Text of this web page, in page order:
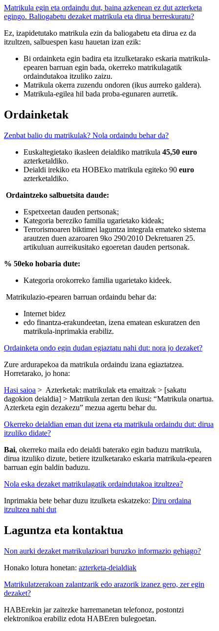
Matrikula egin eta ordaindu dut, baina azkenean ez dut azterketa
egingo. Baliogabetu dezaket matrikula eta dirua berreskuratu?
Ez, izapidetutako matrikula ezin da baliogabetu eta dirua ez da
itzultzen, salbuespen kasu hauetan izan ezik:
Bi ordainketa egin badira eta itzulketarako eskaria matrikula-
epearen barruan egin bada, okerreko matrikulagatik
ordaindutakoa itzuliko zaizu.
Matrikula okerra zuzendu ondoren (ikus aurreko galdera).
Matrikula-egilea hil bada proba-egunaren aurretik.
Ordainketak
Zenbat balio du matrikulak? Nola ordaindu behar da?
Euskaltegietako ikasleen deialdiko matrikula 45,50 euro
azterketaldiko.
Deialdi irekiko eta HOBEko matrikula egiteko 90 euro
azterketaldiko.
Ordaintzeko salbuetsita daude:
Espetxeetan dauden pertsonak;
Kategoria bereziko familia ugarietako kideak;
Terrorismoaren biktimei laguntza integrala emateko sistema
arautzen duen azaroaren 9ko 290/2010 Dekretuaren 25.
artikuluan aurreikusitako egoeretan dauden pertsonak.
% 50eko hobaria dute:
Kategoria orokorreko familia ugarietako kideek.
Matrikulazio-epearen barruan ordaindu behar da:
Internet bidez
edo finantza-erakundeetan, izena ematean eskuratzen den
matrikula-inprimakia erabiliz.
Ordainketa ondo egin dudan egiaztatu nahi dut: nora jo dezaket?
Zure ardurapekoa da matrikula ordaindu izana egiaztatzea.
Horretarako, jo hona:
Hasi saioa > Azterketak: matrikulak eta emaitzak > [sakatu
dagokion deialdia] > Matrikula zertan den ikusi: “Matrikula onartua.
Azterketa egin dezakezu” mezua agertu behar du.
Okerreko deialdian eman dut izena eta matrikula ordaindu dut: dirua
itzuliko didate?
Bai, okerreko maila edo deialdi baterako egin baduzu matrikula,
dirua itzuliko dizute, betiere itzulketarako eskaria matrikula-epearen
barruan egin baldin baduzu.
Nola eska dezaket matrikulagatik ordaindutakoa itzultzea?
Inprimakia bete behar duzu itzulketa eskatzeko: Diru ordaina
itzultzea nahi dut
Laguntza eta kontaktua
Non aurki dezaket matrikulazioari buruzko informazio gehiago?
Honako lotura honetan: azterketa-deialdiak
Matrikulatzerakoan zalantzarik edo arazorik izanez gero, zer egin
dezaket?
HABErekin jar zaitezke harremanetan telefonoz, postontzi
elektronikoa erabiliz edota HABEren bulegoetan.